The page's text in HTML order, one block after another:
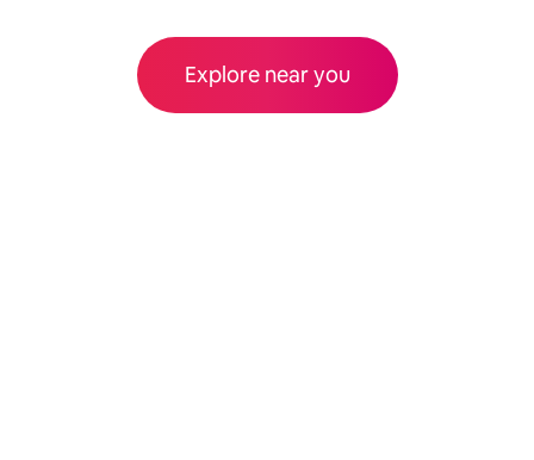
Explore near you